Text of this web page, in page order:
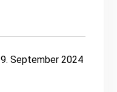
9. September 2024